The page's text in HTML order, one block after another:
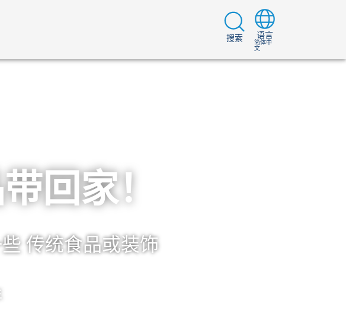
搜索 语言
简体中
文
回家！
传统食品或装饰